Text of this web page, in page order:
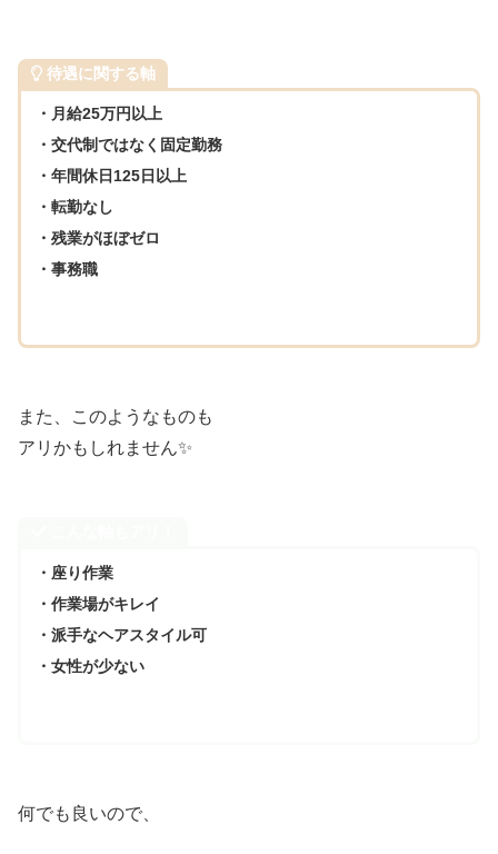
待遇に関する軸
・月給25万円以上
・交代制ではなく固定勤務
・年間休日125日以上
・転勤なし
・残業がほぼゼロ
・事務職
また、このようなものも
アリかもしれません✨
・座り作業
・作業場がキレイ
・派手なヘアスタイル可
・女性が少ない
何でも良いので、